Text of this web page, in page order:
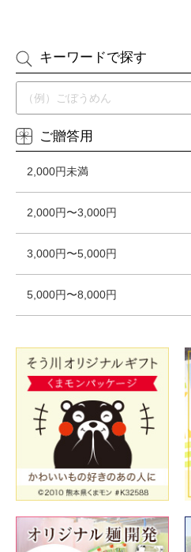
キーワードで探す
ご贈答用
2,000円未満
2,000円〜3,000円
3,000円〜5,000円
5,000円〜8,000円